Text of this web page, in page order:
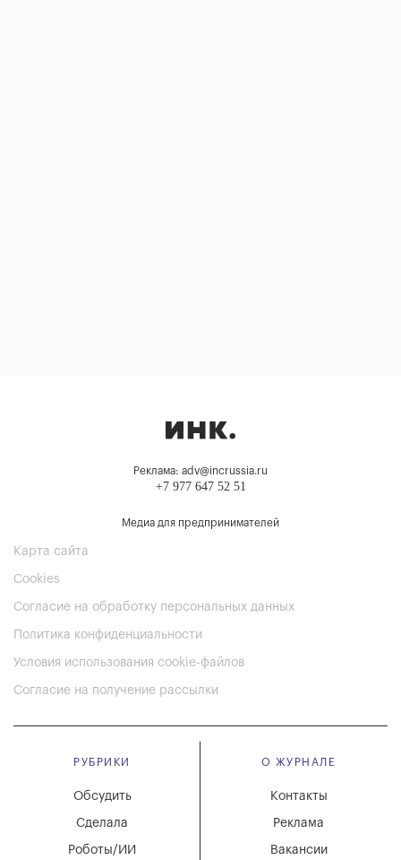
Реклама: adv@incrussia.ru
+7 977 647 52 51
Медиа для предпринимателей
Карта сайта
Cookies
Согласие на обработку персональных данных
Политика конфиденциальности
Условия использования cookie-файлов
Согласие на получение рассылки
РУБРИКИ
Обсудить
Сделала
Роботы/ИИ
О ЖУРНАЛЕ
Вакансии
Реклама
Контакты